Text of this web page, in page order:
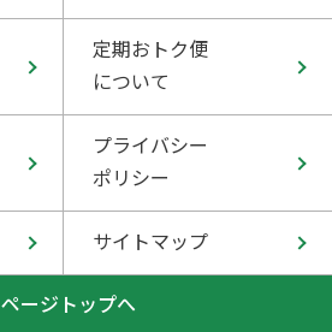
定期おトク便
について
プライバシー
ポリシー
サイトマップ
ページトップへ